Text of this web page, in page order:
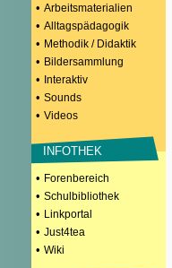
• Arbeitsmaterialien
• Alltagspädagogik
• Methodik / Didaktik
• Bildersammlung
• Interaktiv
• Sounds
• Videos
INFOTHEK
• Forenbereich
• Schulbibliothek
• Linkportal
• Just4tea
• Wiki